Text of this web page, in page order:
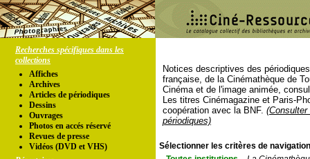
Recherches spécifiques dans les
collections
Affiches
Archives
Articles de périodiques
Dessins
Ouvrages
Photos en accés réservé
Revues de presse
Vidéos (DVD et VHS)
Notices descriptives des
française, de la Cinémathèque de
Cinéma et de l'image animée,
Les titres Cinémagazine et Paris-
coopération avec la BNF.
périodiques)
Sélectionner les critères de